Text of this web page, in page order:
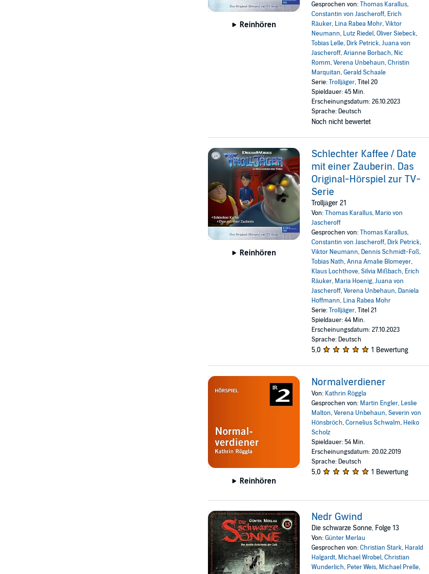
Reinhören
Gesprochen von:Thomas Karallus,
Constantin von Jascheroff, Erich
Räuker, Lina Rabea Mohr,Viktor
Neumann, Lutz Riedel,Oliver Siebeck,
Tobias Lelle, Dirk Petrick,Juana von
Jascheroff,Arianne Borbach, Nic
Romm,Verena Unbehaun,Christin
Marquitan,Gerald Schaale
Serie:Trolljäger, Titel 20
Spieldauer: 45 Min.
Erscheinungsdatum: 26.10.2023
Sprache: Deutsch
Noch nicht bewertet
Reinhören
Schlechter Kaffee / Date
mit einer Zauberin. Das
Original-Hörspiel zur TV-
Serie
Trolljäger 21
Von:Thomas Karallus, Mario von
Jascheroff
Gesprochen von:Thomas Karallus,
Constantin von Jascheroff, Dirk Petrick,
Viktor Neumann, Dennis Schmidt-Foß,
Tobias Nath,Anna Amalie Blomeyer,
Klaus Lochthove,Silvia Mißbach, Erich
Räuker, Maria Hoenig,Juana von
Jascheroff,Verena Unbehaun, Daniela
Hoffmann, Lina Rabea Mohr
Serie:Trolljäger, Titel 21
Spieldauer: 44 Min.
Erscheinungsdatum: 27.10.2023
Sprache: Deutsch
5,0 1 Bewertung
Reinhören
Normalverdiener
Von: Kathrin Röggla
Gesprochen von: Martin Engler, Leslie
Malton,Verena Unbehaun,Severin von
Hönsbröch,Cornelius Schwalm, Heiko
Scholz
Spieldauer: 54 Min.
Erscheinungsdatum: 20.02.2019
Sprache: Deutsch
5,0 1 Bewertung
Nedr Gwind
Die schwarze Sonne, Folge 13
Von:Günter Merlau
Gesprochen von:Christian Stark, Harald
Halgardt, Michael Wrobel,Christian
Wunderlich, Peter Weis, Michael Prelle,